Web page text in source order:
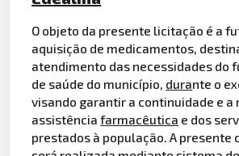
O objeto da presente licitação é a
aquisição de medicamentos,
atendimento das necessidades do
de saúde do município, durante o
visando garantir a continuidade e a
assistênciafarmacêutica e dos
prestados à população. A presente